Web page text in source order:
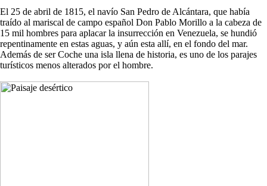
El 25 de abril de 1815, el navío San Pedro de Alcántara, que había
traído al mariscal de campo español Don Pablo Morillo a la cabeza de
15 mil hombres para aplacar la insurrección en Venezuela, se hundió
repentinamente en estas aguas, y aún esta allí, en el fondo del mar.
Además de ser Coche una isla llena de historia, es uno de los parajes
turísticos menos alterados por el hombre.